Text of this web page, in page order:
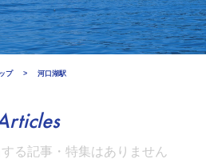
プ 河口湖駅
る記事・特集はありません